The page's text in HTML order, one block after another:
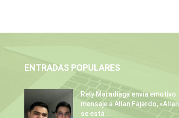
ENTRADAS POPULARES
Rely Maradiaga envía emotivo
mensaje a Allan Fajardo, «Allan
se está...